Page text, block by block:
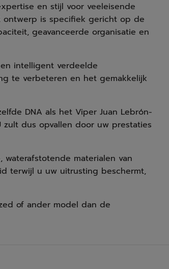
en stijl voor veeleisende
is specifiek gericht op de
geavanceerde organisatie en
intelligent verdeelde
te verbeteren en het gemakkelijk
DNA als het Viper Juan Lebrón-
dus opvallen door uw prestaties
waterafstotende materialen van
terwijl u uw uitrusting beschermt,
of ander model dan de